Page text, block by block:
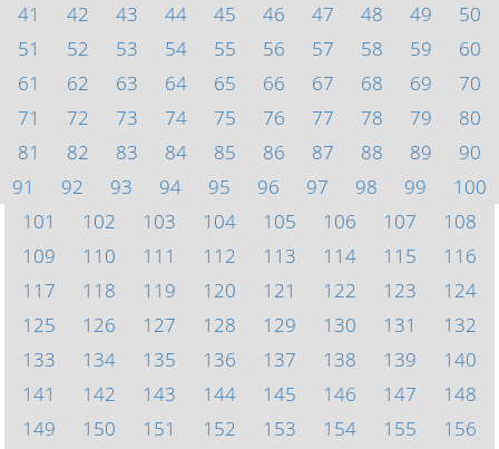
41
42 43 44 45 46 47 48 49
50
51
52 53 54 55 56 57 58 59
60
61
62 63 64 65 66 67 68 69
70
71
72 73 74 75 76 77 78 79
80
81
82 83 84 85 86 87 88 89
90
91
92 93 94 95 96 97 98 99
100
101
102 103 104 105 106 107
108
109
110 111 112 113 114 115
116
117
118 119 120 121 122 123
124
125
126 127 128 129 130 131
132
133
134 135 136 137 138 139
140
141
142 143 144 145 146 147
148
149
150 151 152 153 154 155
156